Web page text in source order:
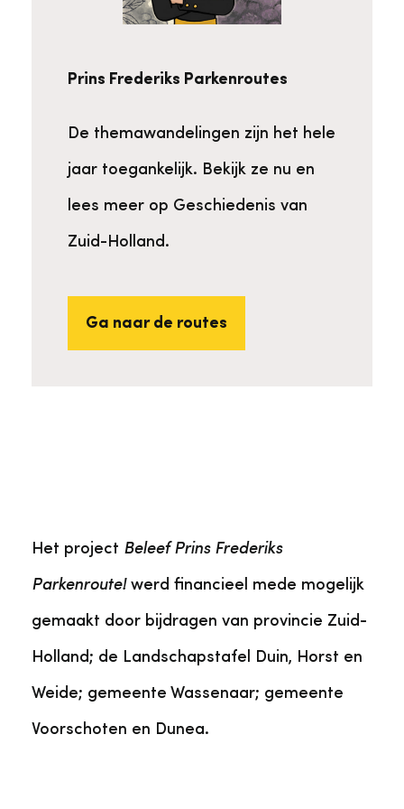
Prins Frederiks Parkenroutes
De themawandelingen zijn het hele
jaar toegankelijk. Bekijk ze nu en
lees meer op Geschiedenis van
Zuid-Holland.
Ga naar de routes
Het project Beleef Prins Frederiks
Parkenroute!werd financieel mede mogelijk
gemaakt door bijdragen van provincie Zuid-
Holland; de Landschapstafel Duin, Horst en
Weide; gemeente Wassenaar; gemeente
Voorschoten en Dunea.